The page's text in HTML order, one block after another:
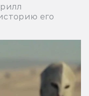
его